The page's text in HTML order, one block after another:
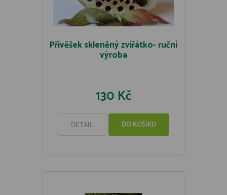
Přívěšek skleněný zvířátko- ruční
výroba
130 Kč
DETAIL DO KOŠÍKU